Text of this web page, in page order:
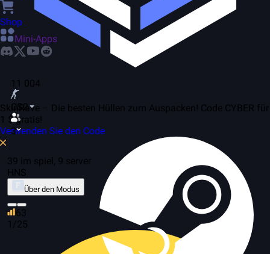
11 004
CS2
3
Shop
Mini-Apps
SkinRave – Die besten Hüllen zum Auspacken! Code CYBER für
1 $ gratis!
Verwenden Sie den Code
39 im spiel, 9 server
HNS
Über den Modus
63
1/25